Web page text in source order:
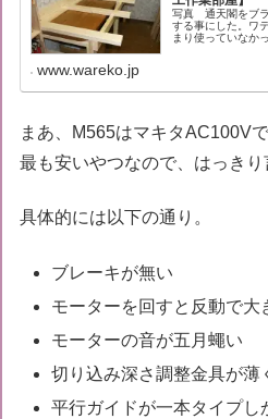
写真 通天閣をブ
する事にした。ワ
まり使っていなか
www.wareko.jp
まあ、M565はマキタAC100V
最も安いやつなので、はっきり
具体的には以下の通り。
ブレーキが無い
モーターを回すと反動で大
モーターの音が五月蠅い
切り込み深さ調整金具が薄
平行ガイドが一本タイプし